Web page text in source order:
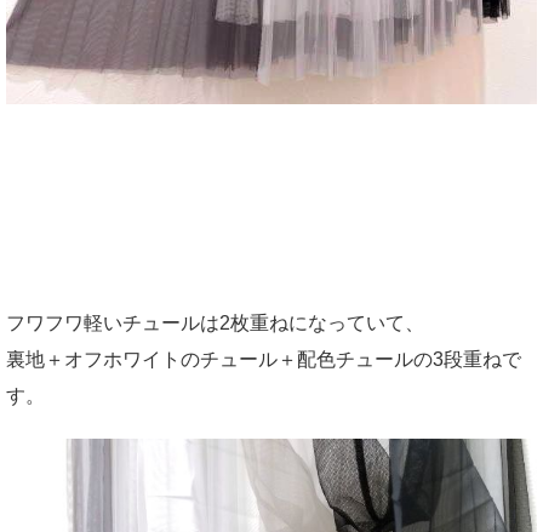
フワフワ軽いチュールは2枚重ねになっていて、
裏地＋オフホワイトのチュール＋配色チュールの3段重ねで
す。